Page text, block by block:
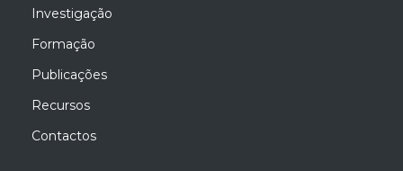
Investigação
Formação
Publicações
Recursos
Contactos